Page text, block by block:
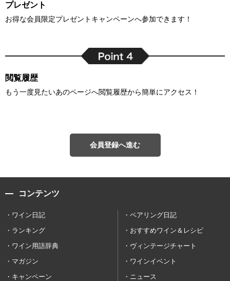
プレゼント
お得な会員限定プレゼントキャンペーンへ参加できます！
閲覧履歴
もう一度見たいあのページへ閲覧履歴から簡単にアクセス！
会員登録へ進む
コンテンツ
ワイン日記
ペアリング日記
ランキング
おすすめワイン＆レシピ
ワイン用語辞典
ヴィンテージチャート
マガジン
ワインイベント
キャンペーン
ニュース